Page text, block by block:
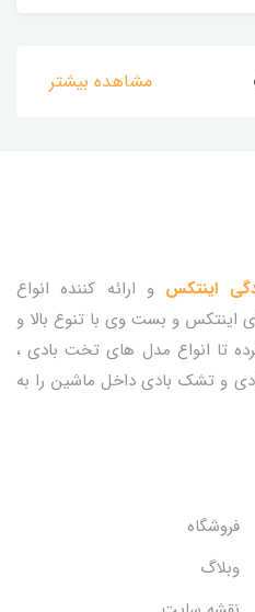
مشاهده بیشتر
اینتکس و ارائه کننده انواع
اینتکس و بست وی با تنوع بالا و
تا انواع مدل های تخت بادی ،
و تشک بادی داخل ماشین را به
فروشگاه
وبلاگ